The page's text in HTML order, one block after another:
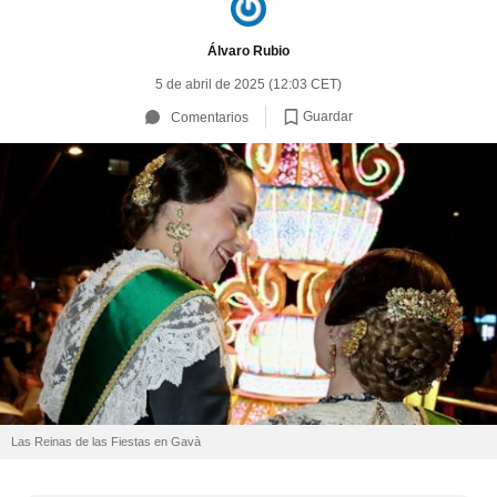
Álvaro Rubio
5 de abril de 2025 (12:03 CET)
Comentarios Guardar
Las Reinas de las Fiestas en Gavà